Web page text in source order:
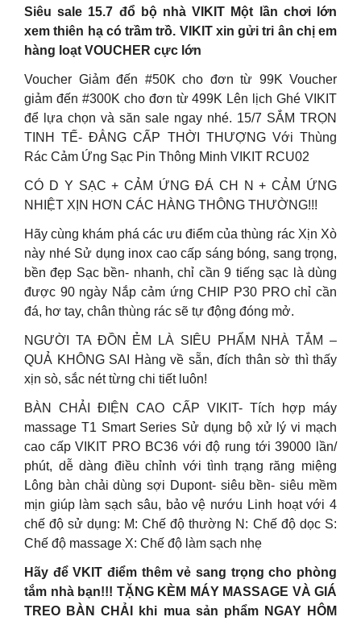
Siêu sale 15.7 đổ bộ nhà VIKIT Một lần chơi lớn
xem thiên hạ có trầm trồ. VIKIT xin gửi tri ân chị em
hàng loạt VOUCHER cực lớn
Voucher Giảm đến #50K cho đơn từ 99K Voucher
giảm đến #300K cho đơn từ 499K Lên lịch Ghé VIKIT
để lựa chọn và săn sale ngay nhé. 15/7 SẮM TRỌN
TINH TẾ- ĐẲNG CẤP THỜI THƯỢNG Với Thùng
Rác Cảm Ứng Sạc Pin Thông Minh VIKIT RCU02
CÓ D Y SẠC + CẢM ỨNG ĐÁ CH N + CẢM ỨNG
NHIỆT XỊN HƠN CÁC HÀNG THÔNG THƯỜNG!!!
Hãy cùng khám phá các ưu điểm của thùng rác Xịn Xò
này nhé Sử dụng inox cao cấp sáng bóng, sang trọng,
bền đẹp Sạc bền- nhanh, chỉ cần 9 tiếng sạc là dùng
được 90 ngày Nắp cảm ứng CHIP P30 PRO chỉ cần
đá, hơ tay, chân thùng rác sẽ tự động đóng mở.
NGƯỜI TA ĐỒN ẺM LÀ SIÊU PHẨM NHÀ TẮM –
QUẢ KHÔNG SAI Hàng về sẵn, đích thân sờ thì thấy
xịn sò, sắc nét từng chi tiết luôn!
BÀN CHẢI ĐIỆN CAO CẤP VIKIT- Tích hợp máy
massage T1 Smart Series Sử dụng bộ xử lý vi mạch
cao cấp VIKIT PRO BC36 với độ rung tới 39000 lần/
phút, dễ dàng điều chỉnh với tình trạng răng miệng
Lông bàn chải dùng sợi Dupont- siêu bền- siêu mềm
mịn giúp làm sạch sâu, bảo vệ nướu Linh hoạt với 4
chế độ sử dụng: M: Chế độ thường N: Chế độ dọc S:
Chế độ massage X: Chế độ làm sạch nhẹ
Hãy để VKIT điểm thêm vẻ sang trọng cho phòng
tắm nhà bạn!!! TẶNG KÈM MÁY MASSAGE VÀ GIÁ
TREO BÀN CHẢI khi mua sản phẩm NGAY HÔM